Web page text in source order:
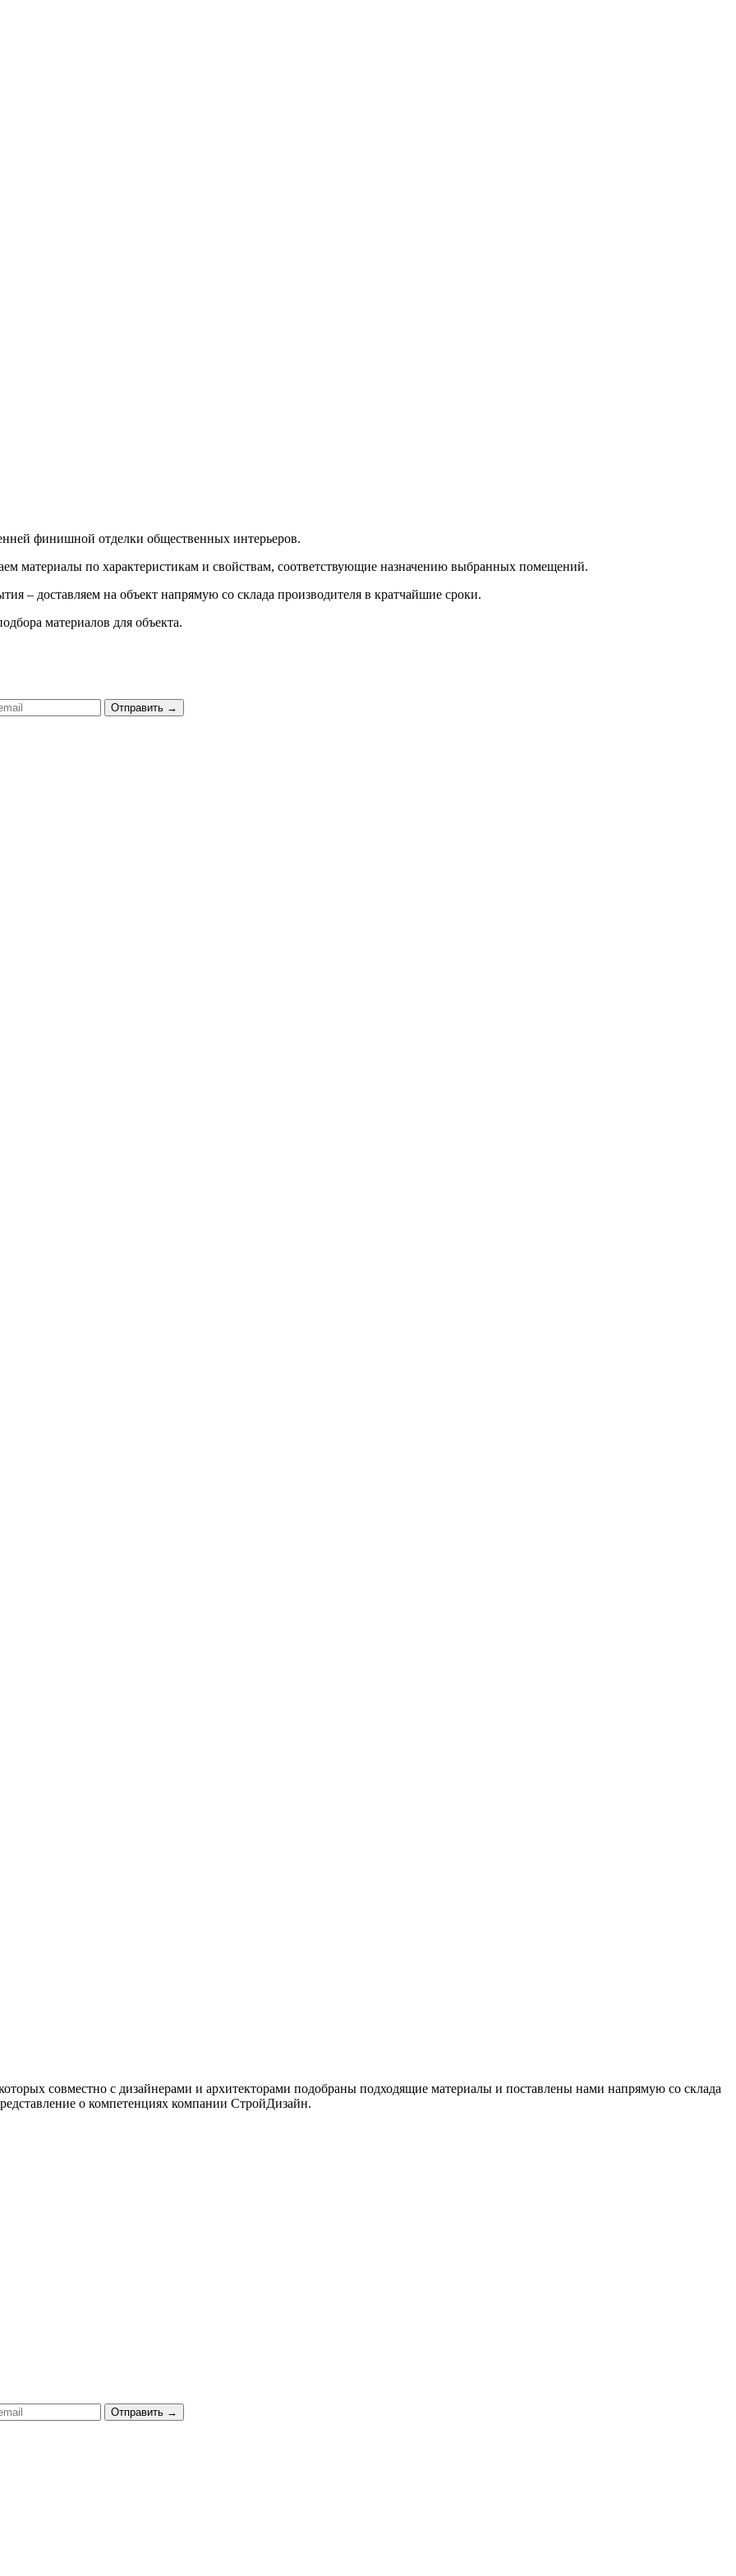
финишной отделки общественных интерьеров.
материалы по характеристикам и свойствам, соответствующие назначению выбранных помещений.
– доставляем на объект напрямую со склада производителя в кратчайшие сроки.
материалов для объекта.
Отправить →
совместно с дизайнерами и архитекторами подобраны подходящие материалы и поставлены нами напрямую со склада
о компетенциях компании СтройДизайн.
Отправить →